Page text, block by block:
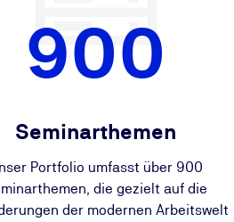
900
Seminarthemen
Portfolio umfasst über 900
die gezielt auf die
der modernen Arbeitswelt